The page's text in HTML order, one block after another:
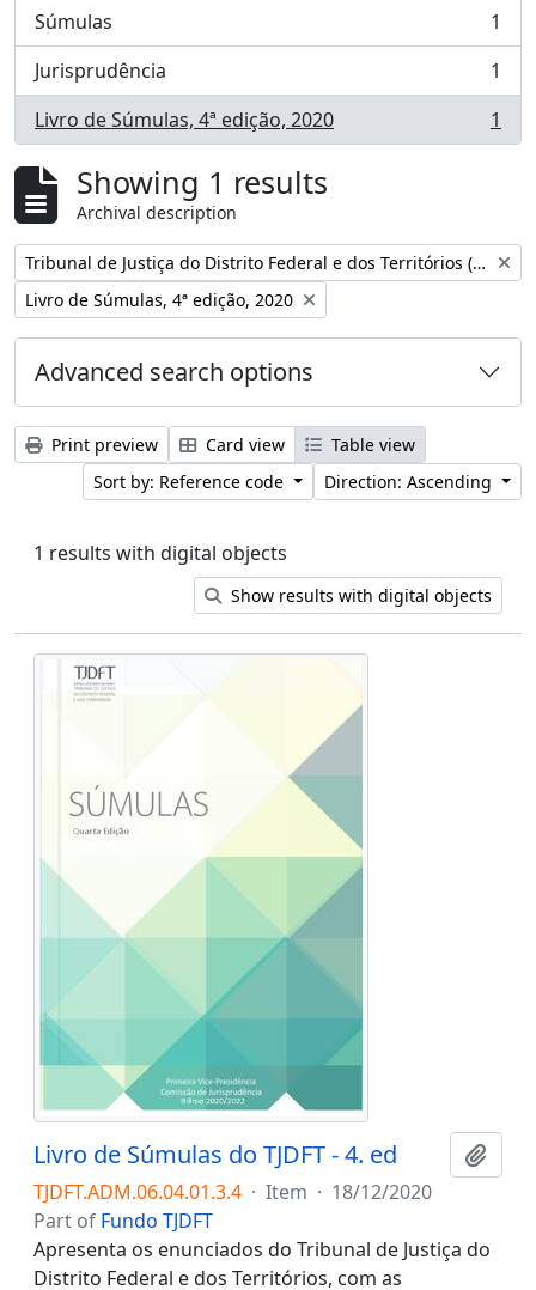
Súmulas
, 1 results
1
Jurisprudência
, 1 results
1
Livro de Súmulas, 4ª edição, 2020
, 1 results 1
Showing 1 results
Archival description
Remove filter:
Tribunal de Justiça do Distrito Federal e dos Territórios (Brasil)
Remove filter:
Livro de Súmulas, 4ª edição, 2020
Advanced search options
Print preview Card view
Table view
Sort by: Reference code
Direction: Ascending
1 results with digital objects
Show results with digital objects
Livro de Súmulas do TJDFT - 4. ed
TJDFT.ADM.06.04.01.3.4 · Item · 18/12/2020
Part of Fundo TJDFT
Apresenta os enunciados do Tribunal de Justiça do
Distrito Federal e dos Territórios, com as